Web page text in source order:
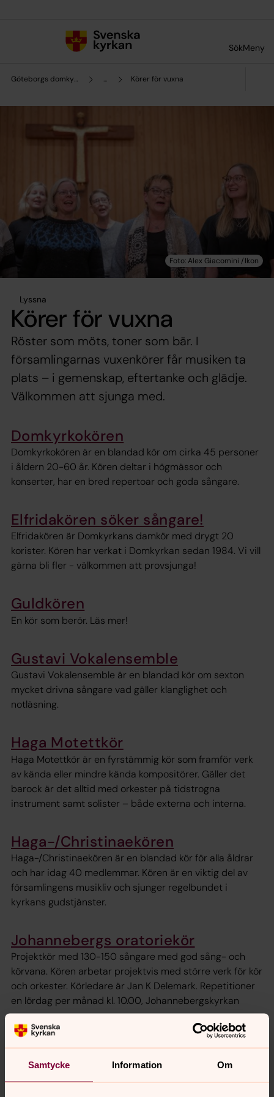
Samtycke Information Om
SökMeny
Göteborgs domkyrkopastorat ... Körer för vuxna
Lyssna
Körer för vuxna
Röster som möts, toner som bär. I
församlingarnas vuxenkörer får musiken ta
plats – i gemenskap, eftertanke och glädje.
Välkommen att sjunga med.
Domkyrkokören
Domkyrkokören är en blandad kör om cirka 45 personer
i åldern 20-60 år. Kören deltar i högmässor och
konserter, har en bred repertoar och goda sångare.
Elfridakören söker sångare!
Elfridakören är Domkyrkans damkör med drygt 20
korister. Kören har verkat i Domkyrkan sedan 1984. Vi vill
gärna bli fler - välkommen att provsjunga!
Guldkören
En kör som berör. Läs mer!
Gustavi Vokalensemble
Gustavi Vokalensemble är en blandad kör om sexton
mycket drivna sångare vad gäller klanglighet och
notläsning.
Haga Motettkör
Haga Motettkör är en fyrstämmig kör som framför verk
av kända eller mindre kända kompositörer. Gäller det
barock är det alltid med orkester på tidstrogna
instrument samt solister – både externa och interna.
Haga-/Christinaekören
Haga-/Christinaekören är en blandad kör för alla åldrar
och har idag 40 medlemmar. Kören är en viktig del av
församlingens musikliv och sjunger regelbundet i
kyrkans gudstjänster.
Johannebergs oratoriekör
Projektkör med 130-150 sångare med god sång- och
körvana. Kören arbetar projektvis med större verk för kör
och orkester. Körledare är Jan K Delemark. Repetitioner
en lördag per månad kl. 10.00, Johannebergskyrkan
Johannebergskören
schlager, visor och kyrkosånger? Kör för dig som är
dagledig. Välkommen med eller utan sångvana!